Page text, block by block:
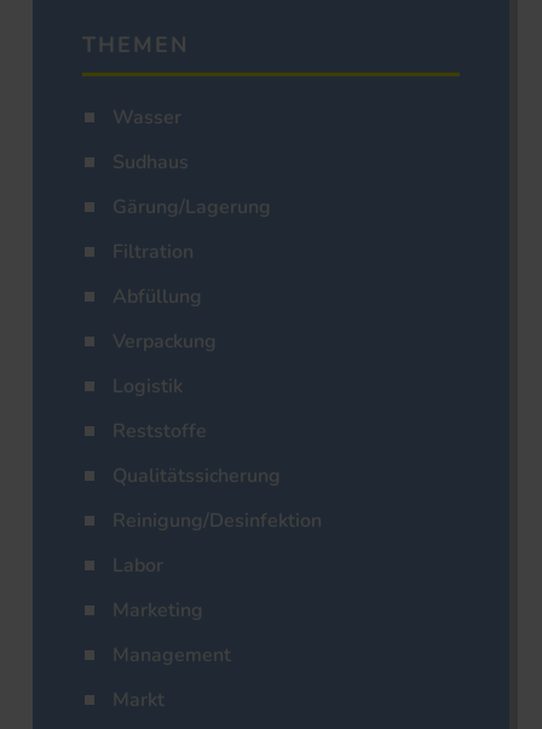
THEMEN
Wasser
Sudhaus
Gärung/Lagerung
Filtration
Abfüllung
Verpackung
Logistik
Reststoffe
Qualitätssicherung
Reinigung/Desinfektion
Labor
Marketing
Management
Markt